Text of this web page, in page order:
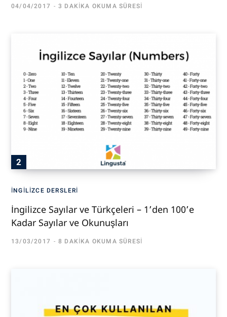
04/04/2017 3 DAKIKA OKUMA SÜRESI
İNGILIZCE DERSLERI
İngilizce Sayılar ve Türkçeleri – 1’den 100’e
Kadar Sayılar ve Okunuşları
13/03/2017 8 DAKIKA OKUMA SÜRESI